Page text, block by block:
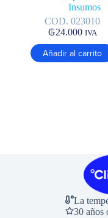
Insumos
COD. 023010
₲24.000 IVA
Añadir al carrito
La
30 años